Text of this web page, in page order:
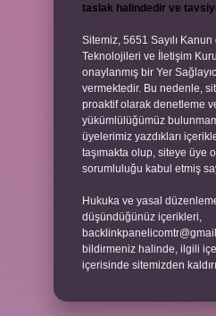
taslak halindedir ve
Sitemiz, 5651 Sayılı
Teknolojileri ve İletişim
onaylanmış bir Yer
vermektedir. Bu nedenle,
proaktif olarak denetleme
yükümlülüğümüz
üyelerimiz yazdıkları
taşımakta olup, siteye üye
sorumluluğu kabul etmiş
Hukuka ve yasal
düşündüğünüz içerikleri,
bildirmeniz halinde, ilgili
içerisinde sitemizden